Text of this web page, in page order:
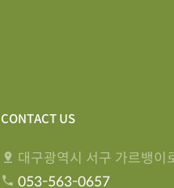
CONTACT US
대구광역시 서구 가르뱅이
053-563-0657